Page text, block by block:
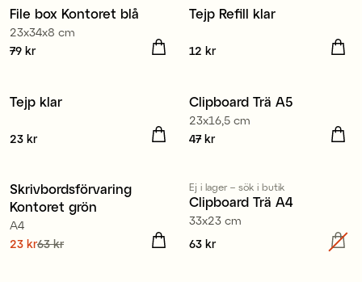
File box Kontoret blå
23x34x8 cm
Pris:
79 kr
Tejp Refill klar
Pris:
12 kr
Tejp klar
Pris:
23 kr
Clipboard Trä A5
23x16,5 cm
Pris:
47 kr
Skrivbordsförvaring
Kontoret grön
A4
Nuvarande pris
23 kr63 kr
Ej i lager – sök i butik
Clipboard Trä A4
33x23 cm
Pris:
63 kr